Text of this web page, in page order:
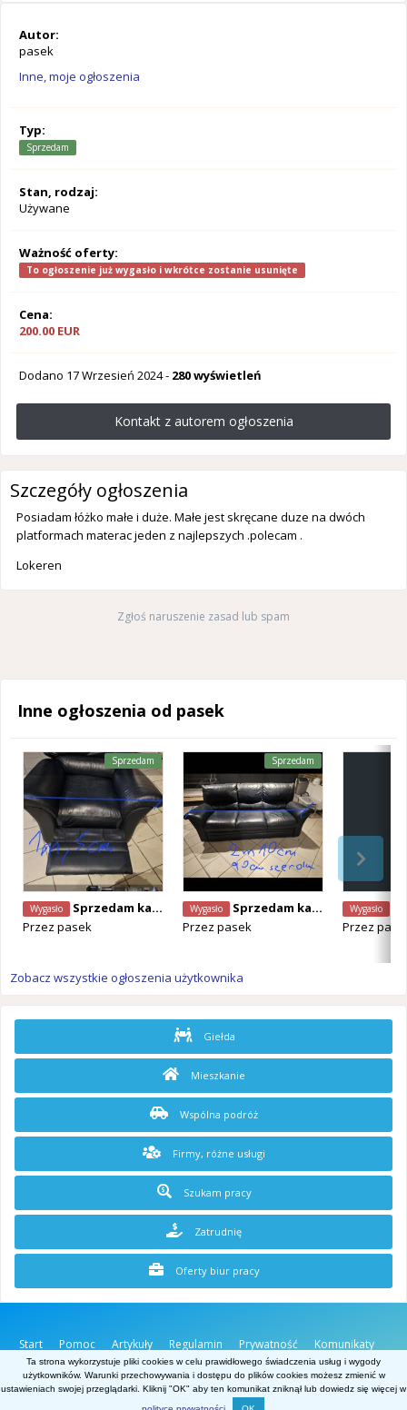
Autor:
pasek
Inne, moje ogłoszenia
Typ:
Sprzedam
Stan, rodzaj:
Używane
Ważność oferty:
To ogłoszenie już wygasło i wkrótce zostanie usunięte
Cena:
200.00 EUR
Dodano 17 Wrzesień 2024- 280 wyświetleń
Kontakt z autorem ogłoszenia
Szczegóły ogłoszenia
Posiadam łóżko małe i duże. Małe jest skręcane duze na dwóch
platformach materac jeden z najlepszych .polecam .
Lokeren
Zgłoś naruszenie zasad lub spam
Inne ogłoszenia od pasek
Sprzedam
Wygasło
Sprzedam kanapę,fotel,lodówkę lozko
Przez pasek
Sprzedam
Wygasło
Sprzedam kanapę,fotel,lodówkę lozko
Przez pasek
Wygasło
Przez
Zobacz wszystkie ogłoszenia użytkownika
Giełda
Mieszkanie
Wspólna podróż
Firmy, różne usługi
Szukam pracy
Zatrudnię
Oferty biur pracy
Start Pomoc Artykuły Regulamin Prywatność
Komunikaty
O stronie
Kontakt
Belgia.net
Powered by Invision Community
Ta strona wykorzystuje pliki cookies w celu prawidłowego świadczenia usług i wygody
użytkowników. Warunki przechowywania i dostępu do plików cookies możesz zmienić w
ustawieniach swojej przeglądarki. Kliknij "OK" aby ten komunikat zniknął lub dowiedz się więcej w